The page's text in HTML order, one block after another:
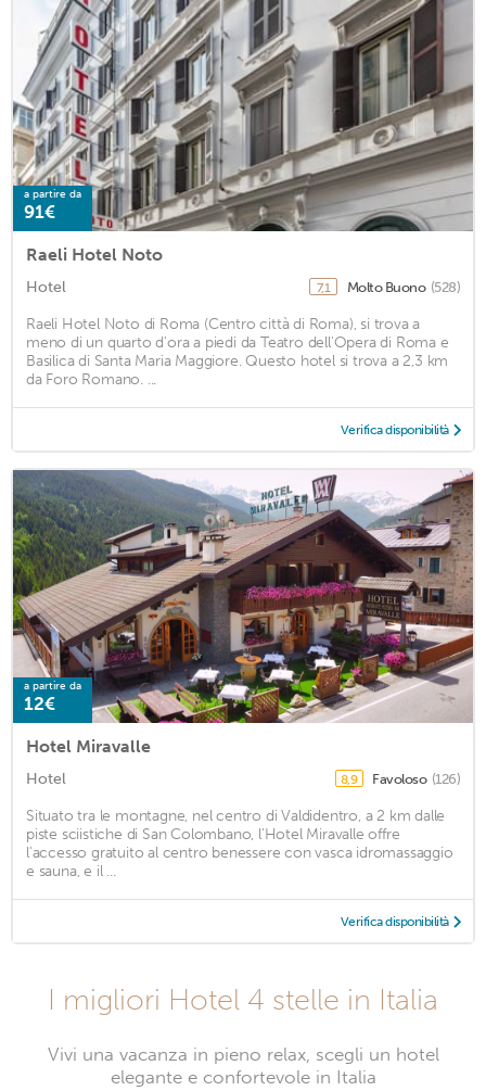
a partire da
91€
Raeli Hotel Noto
Hotel 7,1 Molto Buono (528)
Raeli Hotel Noto di Roma (Centro città di Roma), si trova a
meno di un quarto d'ora a piedi da Teatro dell'Opera di Roma e
Basilica di Santa Maria Maggiore. Questo hotel si trova a 2,3 km
da Foro Romano. ...
Verifica disponibilità
a partire da
12€
Hotel Miravalle
Hotel 8,9 Favoloso (126)
Situato tra le montagne, nel centro di Valdidentro, a 2 km dalle
piste sciistiche di San Colombano, l'Hotel Miravalle offre
l'accesso gratuito al centro benessere con vasca idromassaggio
e sauna, e il ...
Verifica disponibilità
I migliori Hotel 4 stelle in Italia
Vivi una vacanza in pieno relax, scegli un hotel
elegante e confortevole in Italia